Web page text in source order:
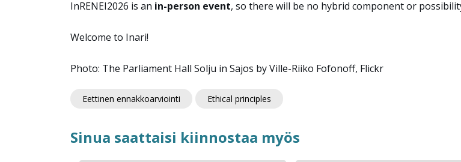
InRENEI2026 is an in-person event, so there will be no hybrid component or
Welcome to Inari!
Photo: The Parliament Hall Solju in Sajos by Ville-Riiko Fofonoff, Flickr
Eettinen ennakkoarviointi Ethical principles
Sinua saattaisi kiinnostaa myös